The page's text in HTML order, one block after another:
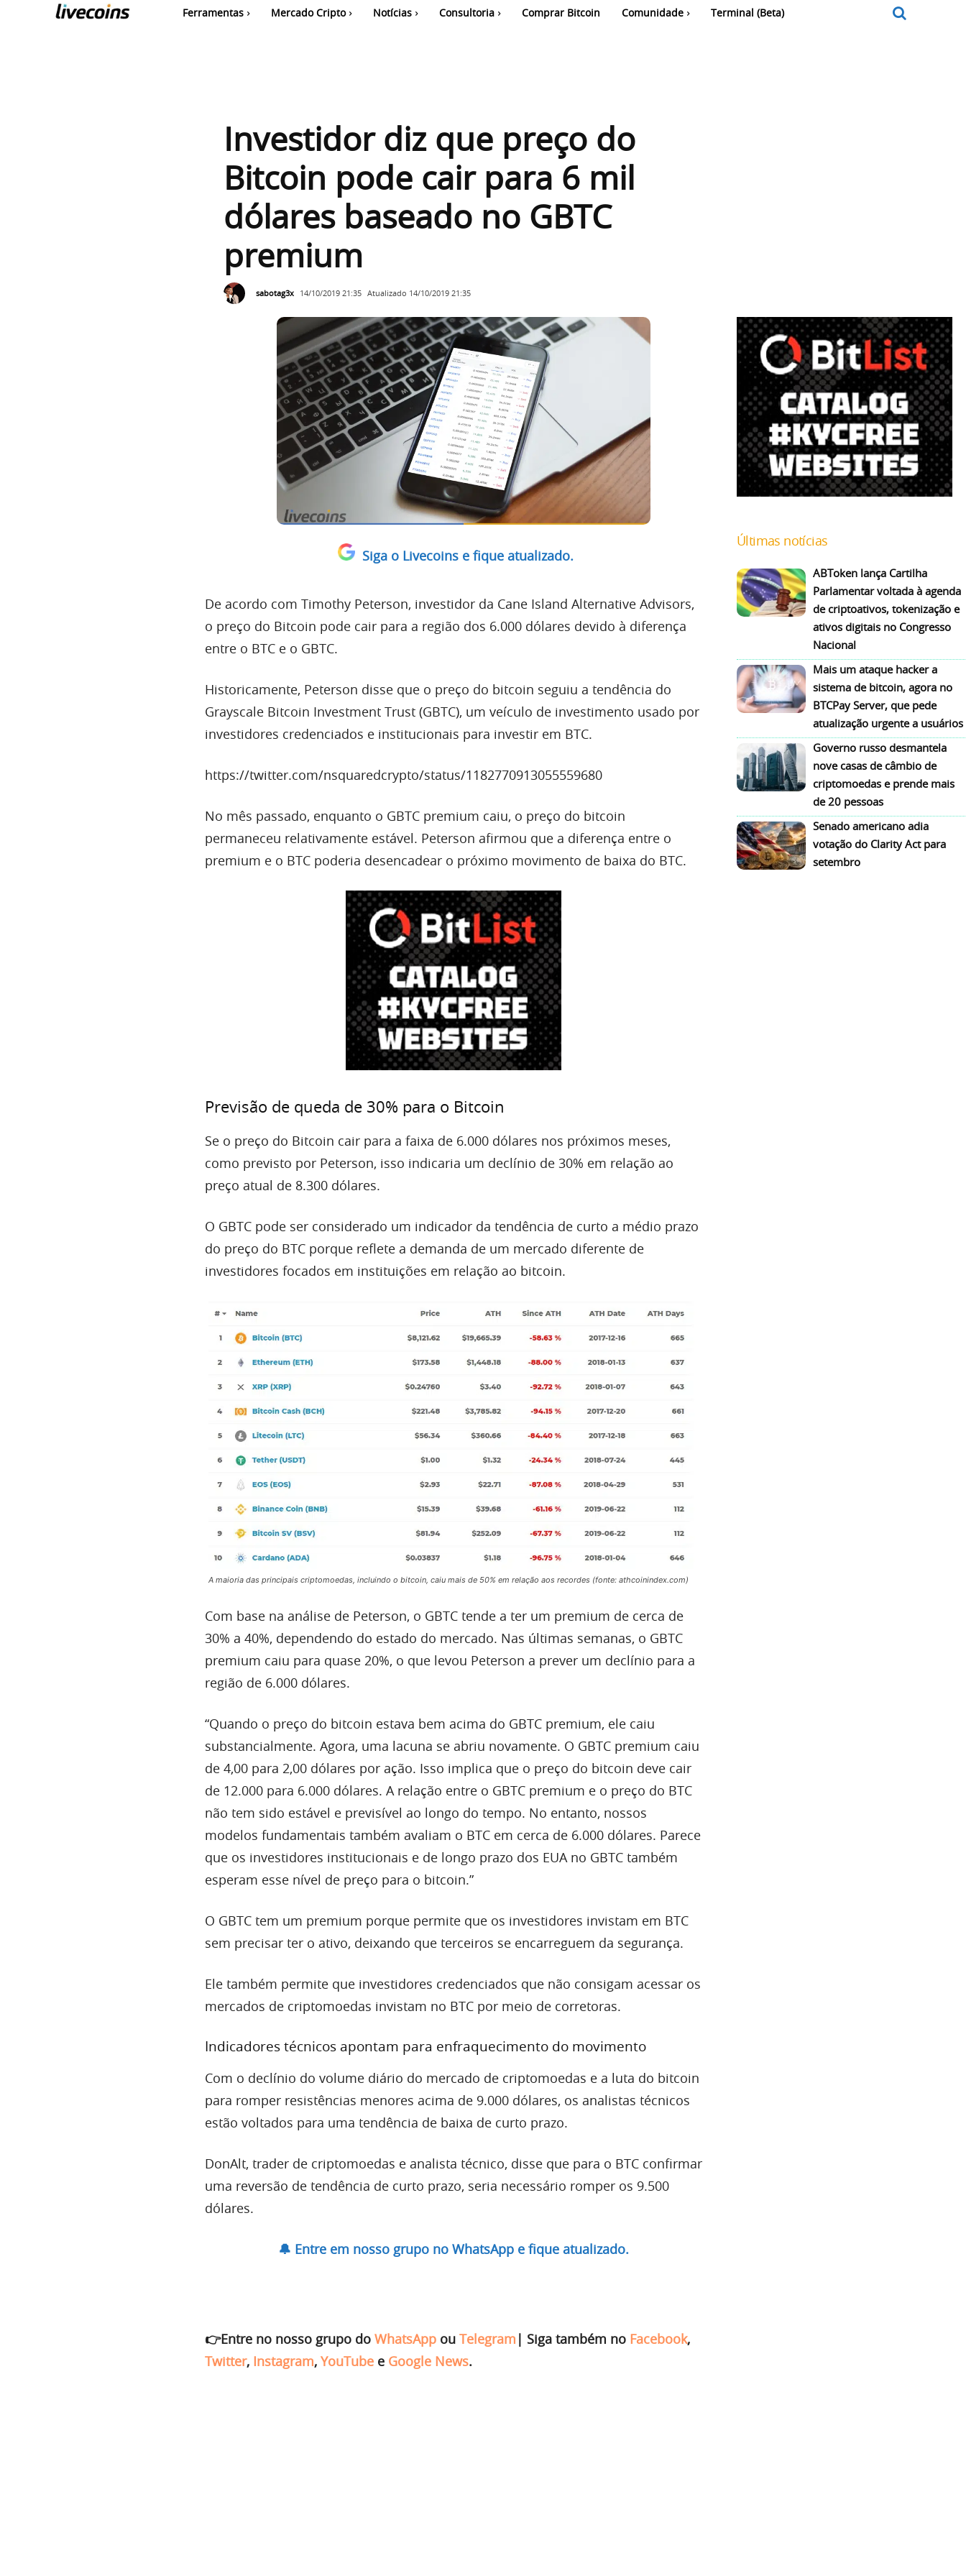
Ferramentas Mercado Cripto Notícias Consultoria Comprar Bitcoin Comunidade Terminal (Beta)
Investidor diz que preço do
Bitcoin pode cair para 6 mil
dólares baseado no GBTC
premium
sabotag3x 14/10/2019 21:35 Atualizado 14/10/2019 21:35
Siga o Livecoins e fique atualizado.
De acordo com Timothy Peterson, investidor da Cane Island Alternative Advisors,
o preço do Bitcoin pode cair para a região dos 6.000 dólares devido à diferença
entre o BTC e o GBTC.
Historicamente, Peterson disse que o preço do bitcoin seguiu a tendência do
Grayscale Bitcoin Investment Trust (GBTC), um veículo de investimento usado por
investidores credenciados e institucionais para investir em BTC.
https://twitter.com/nsquaredcrypto/status/1182770913055559680
No mês passado, enquanto o GBTC premium caiu, o preço do bitcoin
permaneceu relativamente estável. Peterson afirmou que a diferença entre o
premium e o BTC poderia desencadear o próximo movimento de baixa do BTC.
Previsão de queda de 30% para o Bitcoin
Se o preço do Bitcoin cair para a faixa de 6.000 dólares nos próximos meses,
como previsto por Peterson, isso indicaria um declínio de 30% em relação ao
preço atual de 8.300 dólares.
O GBTC pode ser considerado um indicador da tendência de curto a médio prazo
do preço do BTC porque reflete a demanda de um mercado diferente de
investidores focados em instituições em relação ao bitcoin.
A maioria das principais criptomoedas, incluindo o bitcoin, caiu mais de 50% em relação aos recordes (fonte: athcoinindex.com)
Com base na análise de Peterson, o GBTC tende a ter um premium de cerca de
30% a 40%, dependendo do estado do mercado. Nas últimas semanas, o GBTC
premium caiu para quase 20%, o que levou Peterson a prever um declínio para a
região de 6.000 dólares.
“Quando o preço do bitcoin estava bem acima do GBTC premium, ele caiu
substancialmente. Agora, uma lacuna se abriu novamente. O GBTC premium caiu
de 4,00 para 2,00 dólares por ação. Isso implica que o preço do bitcoin deve cair
de 12.000 para 6.000 dólares. A relação entre o GBTC premium e o preço do BTC
não tem sido estável e previsível ao longo do tempo. No entanto, nossos
modelos fundamentais também avaliam o BTC em cerca de 6.000 dólares. Parece
que os investidores institucionais e de longo prazo dos EUA no GBTC também
esperam esse nível de preço para o bitcoin.”
O GBTC tem um premium porque permite que os investidores invistam em BTC
sem precisar ter o ativo, deixando que terceiros se encarreguem da segurança.
Ele também permite que investidores credenciados que não consigam acessar os
mercados de criptomoedas invistam no BTC por meio de corretoras.
Indicadores técnicos apontam para enfraquecimento do movimento
Com o declínio do volume diário do mercado de criptomoedas e a luta do bitcoin
para romper resistências menores acima de 9.000 dólares, os analistas técnicos
estão voltados para uma tendência de baixa de curto prazo.
DonAlt, trader de criptomoedas e analista técnico, disse que para o BTC confirmar
uma reversão de tendência de curto prazo, seria necessário romper os 9.500
dólares.
🔔 Entre em nosso grupo no WhatsApp e fique atualizado.
👉Entre no nosso grupo do WhatsApp ou Telegram | Siga também no Facebook,
Twitter, Instagram, YouTube e Google News.
Últimas notícias
ABToken lança Cartilha
Parlamentar voltada à agenda
de criptoativos, tokenização e
ativos digitais no Congresso
Nacional
Mais um ataque hacker a
sistema de bitcoin, agora no
BTCPay Server, que pede
atualização urgente a usuários
Governo russo desmantela
nove casas de câmbio de
criptomoedas e prende mais
de 20 pessoas
Senado americano adia
votação do Clarity Act para
setembro